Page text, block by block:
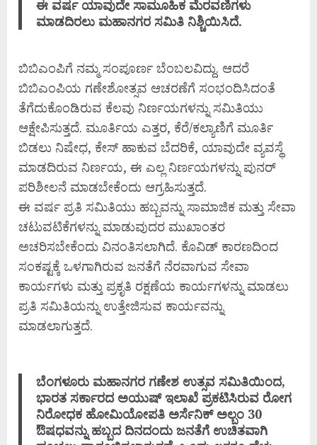
ಈ ವರ್ಷ ಯಾವುದೇ ಸಾಮೂಹಿಕ ಮೆರವಣಿಗಳು
ಮಾಡದಿರಲು ಮಹಾನಗರ ಸಮಿತಿ ನಿಶ್ಚಿಯಿಸಿದೆ.
ಬಿಬಿಎಂಪಿಗೆ ನಮ್ಮ ಸಂಪೂರ್ಣ ಬೆಂಬಲವಿದ್ದು. ಆದರೆ
ಬಿಬಿಎಂಪಿಯ ಗಣೇಶೋತ್ಸವ ಆಚರಣೆಗೆ ಸಂಭಂದಿಸಿದಂತೆ
ತೆಗೆದುಕೊಂಡಿರುವ ಕೆಲವು ನಿರ್ಣಯಗಳನ್ನು ಸಮಿತಿಯು
ಆಕ್ಷೇಪಿಸುತ್ತದೆ. ಮೂರ್ತಿಯ ಎತ್ತರ, ಕೆರೆ/ಕಲ್ಯಾಣಿಗೆ ಮೂರ್ತಿ
ಬಿಡಲು ನಿಷೇಧ, ಕೇಸ್ ಹಾಕುವ ಬೆದರಿಕೆ, ಯಾವುದೇ ವ್ಯವಸ್ಥೆ
ಮಾಡದಿರುವ ನಿರ್ಣಯ, ಈ ಎಲ್ಲ ನಿರ್ಣಯಗಳನ್ನು ಪುನರ್
ಪರಿಶೀಲನೆ ಮಾಡಬೇಕೆಂದು ಆಗ್ರಹಿಸುತ್ತದೆ.
ಈ ವರ್ಷ ಪ್ರತಿ ಸಮಿತಿಯು ಹಬ್ಬವನ್ನು ಸಾಮಾಜಿಕ ಮತ್ತು ಸೇವಾ
ಚಟುವಟಿಕೆಗಳನ್ನು ಮಾಡುವುದರ ಮುಖಾಂತರ
ಅಚರಿಸಬೇಕೆಂದು ವಿನಂತಿಸಲಾಗಿದೆ. ಕೊವಿಡ್ ಕಾರಣದಿಂದ
ಸಂಕಷ್ಟಕ್ಕೆ ಒಳಗಾಗಿರುವ ಜನತೆಗೆ ನೆರವಾಗುವ ಸೇವಾ
ಕಾರ್ಯಗಳು ಮತ್ತು ಪ್ರಕೃತಿ ರಕ್ಷಣೆಯ ಕಾರ್ಯಗಳನ್ನು ಮಾಡಲು
ಪ್ರತಿ ಸಮಿತಿಯನ್ನು ಉತ್ತೇಜಿಸುವ ಕಾರ್ಯವನ್ನು
ಮಾಡಲಾಗುತ್ತದೆ.
ಬೆಂಗಳೂರು ಮಹಾನಗರ ಗಣೇಶ ಉತ್ಸವ ಸಮಿತಿಯಿಂದ,
ಭಾರತ ಸರ್ಕಾರದ ಅಯುಷ್ ಇಲಾಖೆ ಪ್ರಕಟಿಸಿರುವ ರೋಗ
ನಿರೋಧಕ ಹೋಮಿಯೋಪತಿ ಅರ್ಸೆನಿಕ್ ಅಲ್ಬಂ 30
ಔಷಧವನ್ನು ಹಬ್ಬದ ದಿನದಂದು ಜನತೆಗೆ ಉಚಿತವಾಗಿ